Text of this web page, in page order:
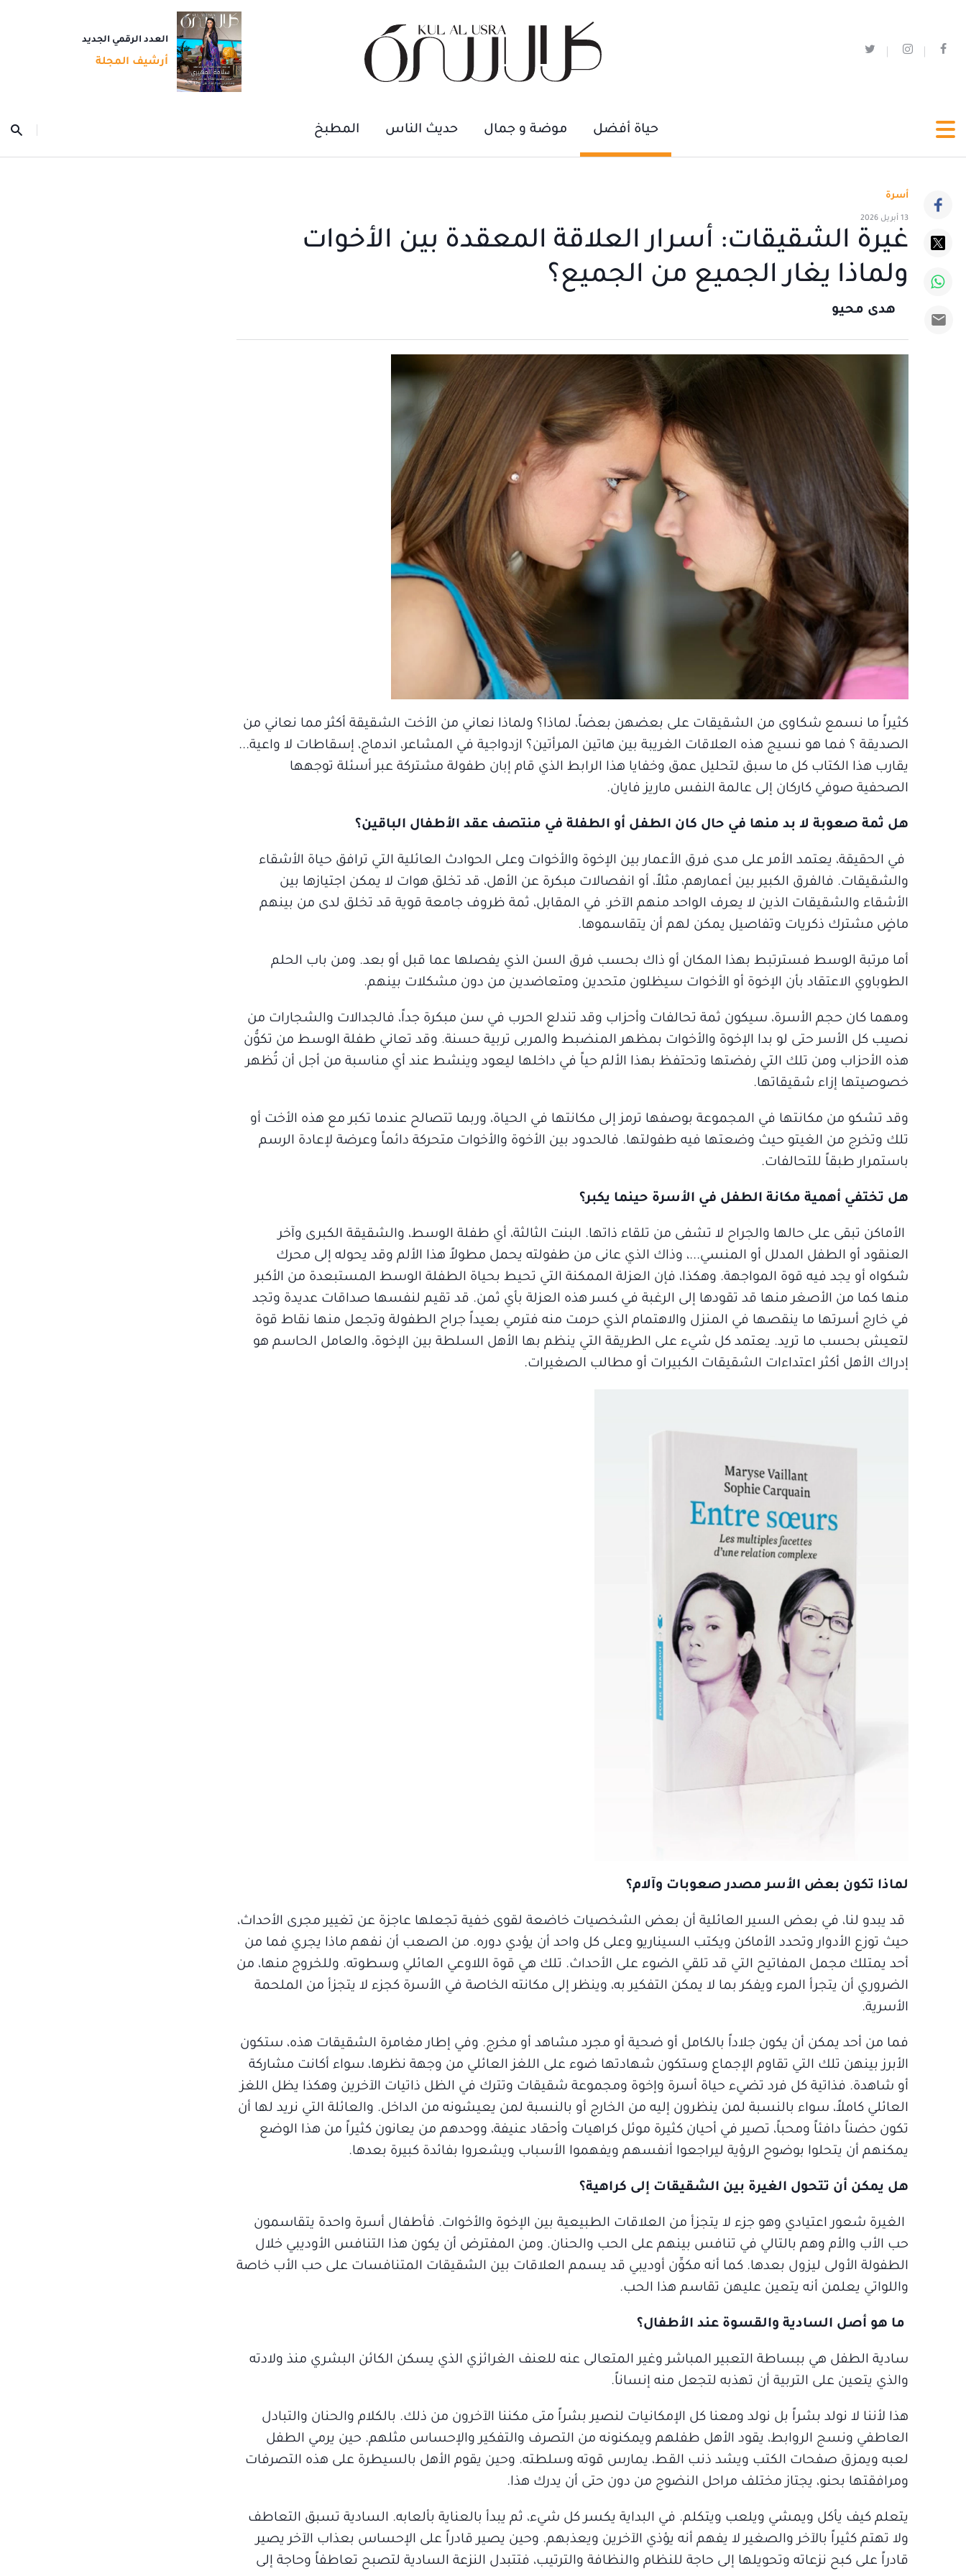
العدد الرقمي الجديد
أرشيف المجلة
حياة أفضل موضة و جمال حديث الناس المطبخ
أسرة
13 أبريل 2026
غيرة الشقيقات: أسرار العلاقة المعقدة بين الأخوات
ولماذا يغار الجميع من الجميع؟
هدى محيو
كثيراً ما نسمع شكاوى من الشقيقات على بعضهن بعضاً، لماذا؟ ولماذا نعاني من الأخت الشقيقة أكثر مما نعاني من
الصديقة ؟ فما هو نسيج هذه العلاقات الغريبة بين هاتين المرأتين؟ ازدواجية في المشاعر، اندماج، إسقاطات لا واعية...
يقارب هذا الكتاب كل ما سبق لتحليل عمق وخفايا هذا الرابط الذي قام إبان طفولة مشتركة عبر أسئلة توجهها
الصحفية صوفي كاركان إلى عالمة النفس ماريز فايان.
هل ثمة صعوبة لا بد منها في حال كان الطفل أو الطفلة في منتصف عقد الأطفال الباقين؟
في الحقيقة، يعتمد الأمر على مدى فرق الأعمار بين الإخوة والأخوات وعلى الحوادث العائلية التي ترافق حياة الأشقاء
والشقيقات. فالفرق الكبير بين أعمارهم، مثلاً، أو انفصالات مبكرة عن الأهل، قد تخلق هوات لا يمكن اجتيازها بين
الأشقاء والشقيقات الذين لا يعرف الواحد منهم الآخر. في المقابل، ثمة ظروف جامعة قوية قد تخلق لدى من بينهم
ماضٍ مشترك ذكريات وتفاصيل يمكن لهم أن يتقاسموها.
أما مرتبة الوسط فسترتبط بهذا المكان أو ذاك بحسب فرق السن الذي يفصلها عما قبل أو بعد. ومن باب الحلم
الطوباوي الاعتقاد بأن الإخوة أو الأخوات سيظلون متحدين ومتعاضدين من دون مشكلات بينهم.
ومهما كان حجم الأسرة، سيكون ثمة تحالفات وأحزاب وقد تندلع الحرب في سن مبكرة جداً، فالجدالات والشجارات من
نصيب كل الأسر حتى لو بدا الإخوة والأخوات بمظهر المنضبط والمربى تربية حسنة. وقد تعاني طفلة الوسط من تكوُّن
هذه الأحزاب ومن تلك التي رفضتها وتحتفظ بهذا الألم حياً في داخلها ليعود وينشط عند أي مناسبة من أجل أن تُظهر
خصوصيتها إزاء شقيقاتها.
وقد تشكو من مكانتها في المجموعة بوصفها ترمز إلى مكانتها في الحياة، وربما تتصالح عندما تكبر مع هذه الأخت أو
تلك وتخرج من الغيتو حيث وضعتها فيه طفولتها. فالحدود بين الأخوة والأخوات متحركة دائماً وعرضة لإعادة الرسم
باستمرار طبقاً للتحالفات.
هل تختفي أهمية مكانة الطفل في الأسرة حينما يكبر؟
الأماكن تبقى على حالها والجراح لا تشفى من تلقاء ذاتها. البنت الثالثة، أي طفلة الوسط، والشقيقة الكبرى وآخر
العنقود أو الطفل المدلل أو المنسي...، وذاك الذي عانى من طفولته يحمل مطولاً هذا الألم وقد يحوله إلى محرك
شكواه أو يجد فيه قوة المواجهة. وهكذا، فإن العزلة الممكنة التي تحيط بحياة الطفلة الوسط المستبعدة من الأكبر
منها كما من الأصغر منها قد تقودها إلى الرغبة في كسر هذه العزلة بأي ثمن. قد تقيم لنفسها صداقات عديدة وتجد
في خارج أسرتها ما ينقصها في المنزل والاهتمام الذي حرمت منه فترمي بعيداً جراح الطفولة وتجعل منها نقاط قوة
لتعيش بحسب ما تريد. يعتمد كل شيء على الطريقة التي ينظم بها الأهل السلطة بين الإخوة، والعامل الحاسم هو
إدراك الأهل أكثر اعتداءات الشقيقات الكبيرات أو مطالب الصغيرات.
لماذا تكون بعض الأسر مصدر صعوبات وآلام؟
قد يبدو لنا، في بعض السير العائلية أن بعض الشخصيات خاضعة لقوى خفية تجعلها عاجزة عن تغيير مجرى الأحداث،
حيث توزع الأدوار وتحدد الأماكن ويكتب السيناريو وعلى كل واحد أن يؤدي دوره. من الصعب أن نفهم ماذا يجري فما من
أحد يمتلك مجمل المفاتيح التي قد تلقي الضوء على الأحداث. تلك هي قوة اللاوعي العائلي وسطوته. وللخروج منها، من
الضروري أن يتجرأ المرء ويفكر بما لا يمكن التفكير به، وينظر إلى مكانته الخاصة في الأسرة كجزء لا يتجزأ من الملحمة
الأسرية.
فما من أحد يمكن أن يكون جلاداً بالكامل أو ضحية أو مجرد مشاهد أو مخرج. وفي إطار مغامرة الشقيقات هذه، ستكون
الأبرز بينهن تلك التي تقاوم الإجماع وستكون شهادتها ضوء على اللغز العائلي من وجهة نظرها، سواء أكانت مشاركة
أو شاهدة. فذاتية كل فرد تضيء حياة أسرة وإخوة ومجموعة شقيقات وتترك في الظل ذاتيات الآخرين وهكذا يظل اللغز
العائلي كاملاً، سواء بالنسبة لمن ينظرون إليه من الخارج أو بالنسبة لمن يعيشونه من الداخل. والعائلة التي نريد لها أن
تكون حضناً دافئاً ومحباً، تصير في أحيان كثيرة موئل كراهيات وأحقاد عنيفة، ووحدهم من يعانون كثيراً من هذا الوضع
يمكنهم أن يتحلوا بوضوح الرؤية ليراجعوا أنفسهم ويفهموا الأسباب ويشعروا بفائدة كبيرة بعدها.
هل يمكن أن تتحول الغيرة بين الشقيقات إلى كراهية؟
الغيرة شعور اعتيادي وهو جزء لا يتجزأ من العلاقات الطبيعية بين الإخوة والأخوات. فأطفال أسرة واحدة يتقاسمون
حب الأب والأم وهم بالتالي في تنافس بينهم على الحب والحنان. ومن المفترض أن يكون هذا التنافس الأوديبي خلال
الطفولة الأولى ليزول بعدها. كما أنه مكوِّن أوديبي قد يسمم العلاقات بين الشقيقات المتنافسات على حب الأب خاصة
واللواتي يعلمن أنه يتعين عليهن تقاسم هذا الحب.
ما هو أصل السادية والقسوة عند الأطفال؟
سادية الطفل هي ببساطة التعبير المباشر وغير المتعالى عنه للعنف الغرائزي الذي يسكن الكائن البشري منذ ولادته
والذي يتعين على التربية أن تهذبه لتجعل منه إنساناً.
هذا لأننا لا نولد بشراً بل نولد ومعنا كل الإمكانيات لنصير بشراً متى مكننا الآخرون من ذلك. بالكلام والحنان والتبادل
العاطفي ونسج الروابط، يقود الأهل طفلهم ويمكنونه من التصرف والتفكير والإحساس مثلهم. حين يرمي الطفل
لعبه ويمزق صفحات الكتب ويشد ذنب القط، يمارس قوته وسلطته. وحين يقوم الأهل بالسيطرة على هذه التصرفات
ومرافقتها بحنو، يجتاز مختلف مراحل النضوج من دون حتى أن يدرك هذا.
يتعلم كيف يأكل ويمشي ويلعب ويتكلم. في البداية يكسر كل شيء، ثم يبدأ بالعناية بألعابه. السادية تسبق التعاطف
ولا تهتم كثيراً بالآخر والصغير لا يفهم أنه يؤذي الآخرين ويعذبهم. وحين يصير قادراً على الإحساس بعذاب الآخر يصير
قادراً على كبح نزعاته وتحويلها إلى حاجة للنظام والنظافة والترتيب، فتتبدل النزعة السادية لتصبح تعاطفاً وحاجة إلى